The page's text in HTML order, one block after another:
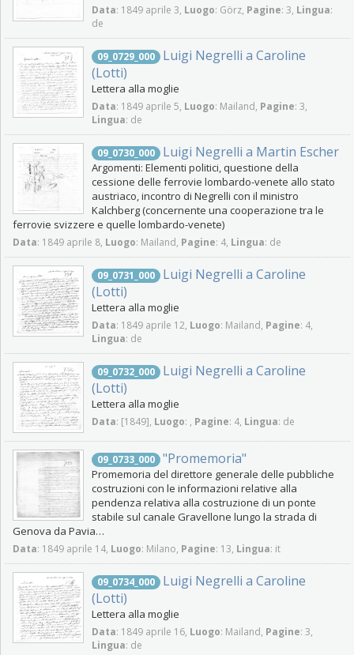
Data: 1849 aprile 3, Luogo: Görz, Pagine: 3, Lingua:
de
09_0729_000
Luigi Negrelli a Caroline
(Lotti)
Lettera alla moglie
Data: 1849 aprile 5, Luogo: Mailand, Pagine: 3,
Lingua: de
09_0730_000 Luigi Negrelli a Martin Escher
Argomenti: Elementi politici, questione della
cessione delle ferrovie lombardo-venete allo stato
austriaco, incontro di Negrelli con il ministro
Kalchberg (concernente una cooperazione tra le
ferrovie svizzere e quelle lombardo-venete)
Data: 1849 aprile 8, Luogo: Mailand, Pagine: 4, Lingua: de
09_0731_000
Luigi Negrelli a Caroline
(Lotti)
Lettera alla moglie
Data: 1849 aprile 12, Luogo: Mailand, Pagine: 4,
Lingua: de
09_0732_000
Luigi Negrelli a Caroline
(Lotti)
Lettera alla moglie
Data: [1849], Luogo: , Pagine: 4, Lingua: de
09_0733_000 "Promemoria"
Promemoria del direttore generale delle pubbliche
costruzioni con le informazioni relative alla
pendenza relativa alla costruzione di un ponte
stabile sul canale Gravellone lungo la strada di
Genova da Pavia…
Data: 1849 aprile 14, Luogo: Milano, Pagine: 13, Lingua: it
09_0734_000
Luigi Negrelli a Caroline
(Lotti)
Lettera alla moglie
Data: 1849 aprile 16, Luogo: Mailand, Pagine: 3,
Lingua: de